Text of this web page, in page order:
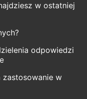
w ostatniej
odpowiedzi
w